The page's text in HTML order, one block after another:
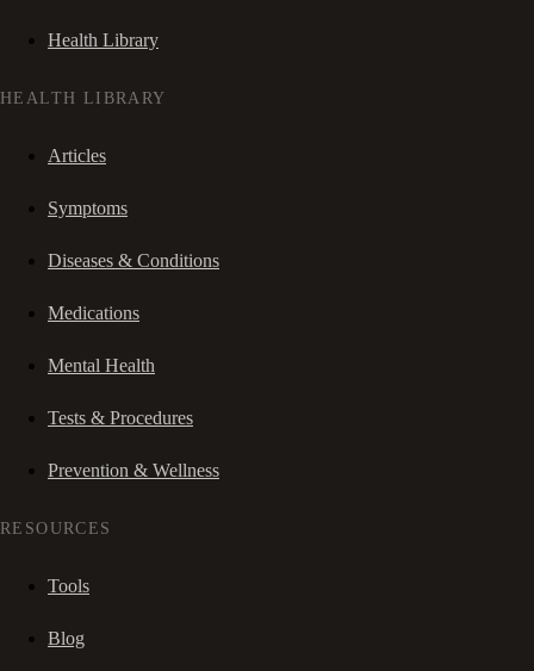
Health Library
HEALTH LIBRARY
Articles
Symptoms
Diseases & Conditions
Medications
Mental Health
Tests & Procedures
Prevention & Wellness
RESOURCES
Tools
Blog